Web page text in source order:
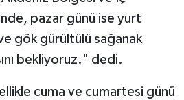
pazar günü ise yurt
gök gürültülü sağanak
bekliyoruz." dedi.
cuma ve cumartesi günü